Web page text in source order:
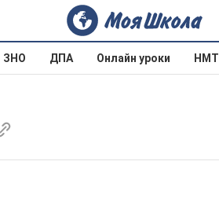
ЗНО ДПА Онлайн уроки НМТ